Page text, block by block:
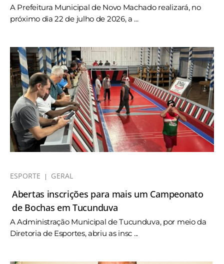
A Prefeitura Municipal de Novo Machado realizará, no
próximo dia 22 de julho de 2026, a ...
ESPORTE GERAL
Abertas inscrições para mais um Campeonato
de Bochas em Tucunduva
A Administração Municipal de Tucunduva, por meio da
Diretoria de Esportes, abriu as insc ...